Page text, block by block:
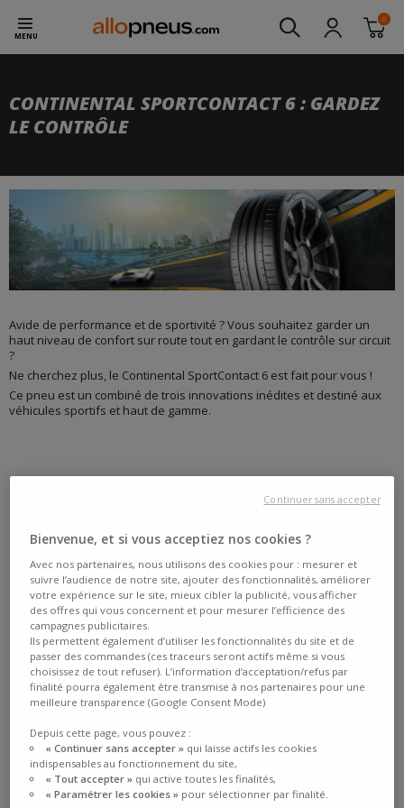
MENU
0
CONTINENTAL SPORTCONTACT 6 : GARDEZ
LE CONTRÔLE
Avide de performance et de sportivité ? Vous souhaitez garder un
haut niveau de confort sur route tout en gardant le contrôle sur circuit
?
Ne cherchez plus, le Continental SportContact 6 est fait pour vous !
Ce pneu est un combiné de trois innovations inédites et destiné aux
véhicules sportifs et haut de gamme.
4,6/5 (529 avis)
Bienvenue, et si vous acceptiez nos cookies ?
Avec nos partenaires, nous utilisons des cookies pour : mesurer et
suivre l’audience de notre site, ajouter des fonctionnalités, améliorer
votre expérience sur le site, mieux cibler la publicité, vous afficher
des offres qui vous concernent et pour mesurer l’efficience des
campagnes publicitaires.
Ils permettent également d’utiliser les fonctionnalités du site et de
passer des commandes (ces traceurs seront actifs même si vous
choisissez de tout refuser). L’information d’acceptation/refus par
finalité pourra également être transmise à nos partenaires pour une
meilleure transparence (Google Consent Mode)
Depuis cette page, vous pouvez :
« Continuer sans accepter »qui laisse actifs les cookies
indispensables au fonctionnement du site,
« Tout accepter »qui active toutes les finalités,
« Paramétrer les cookies »pour sélectionner par finalité.
Continuer sans accepter